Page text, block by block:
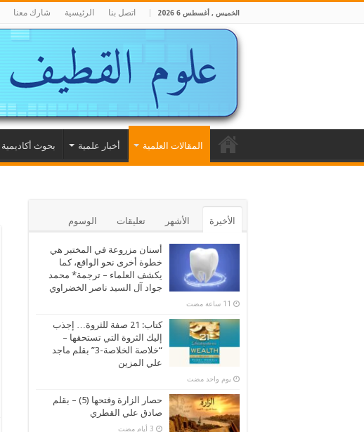
الخميس , أغسطس 6 2026 اتصل بنا الرئيسية شارك معنا
المقالات العلمية أخبار علمية بحوث أكاديمية
الأخيرة الأشهر تعليقات الوسوم
أسنان مزروعة في المختبر هي
خطوة أخرى نحو الواقع، كما
يكشف العلماء – ترجمة* محمد
جواد آل السيد ناصر الخضراوي
كتاب: 21 صفة للثروة… إجذب
إليك الثروة التي تستحقها –
“خلاصة الخلاصة-3” بقلم ماجد
علي المزين
‏يوم واحد مضت
حصار الزارة وفتحها (5) – بقلم
صادق علي القطري